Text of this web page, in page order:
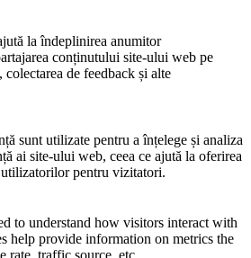
la îndeplinirea anumitor
conținutului site-ului web pe
de feedback și alte
sunt utilizate pentru a înțelege și analiza
ai site-ului web, ceea ce ajută la oferirea
pentru vizitatori.
to understand how visitors interact with
help provide information on metrics the
rate, traffic source, etc.